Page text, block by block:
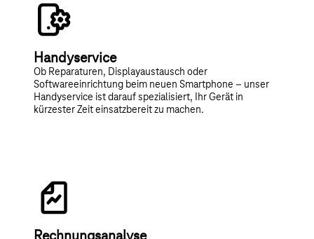
Handyservice
Ob Reparaturen, Displayaustausch oder
Softwareeinrichtung beim neuen Smartphone – unser
Handyservice ist darauf spezialisiert, Ihr Gerät in
kürzester Zeit einsatzbereit zu machen.